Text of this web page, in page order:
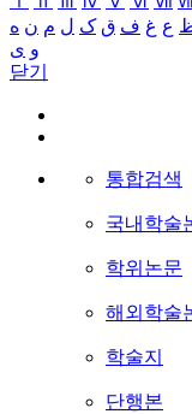
ع غ ف ق ک ل م ن ه
و ی
닫기
통합검색
국내학술
학위논문
해외학술
학술지
단행본